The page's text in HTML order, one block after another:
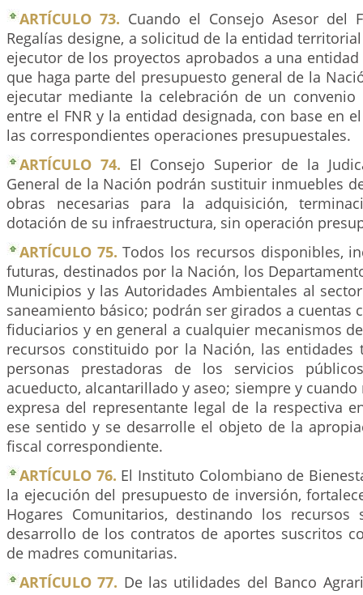
ARTÍCULO 73. Cuando el Consejo Asesor del
Regalías designe, a solicitud de la entidad
ejecutor de los proyectos aprobados a una
que haga parte del presupuesto general de la
ejecutar mediante la celebración de un convenio
entre el FNR y la entidad designada, con base en
las correspondientes operaciones presupuestales.
ARTÍCULO 74. El Consejo Superior de la
General de la Nación podrán sustituir inmuebles
obras necesarias para la adquisición,
dotación de su infraestructura, sin operación
ARTÍCULO 75.Todos los recursos disponibles,
futuras, destinados por la Nación, los
Municipios y las Autoridades Ambientales al
saneamiento básico; podrán ser girados a cuentas
fiduciarios y en general a cualquier mecanismos
recursos constituido por la Nación, las entidades
personas prestadoras de los servicios
acueducto, alcantarillado y aseo; siempre y
expresa del representante legal de la respectiva
ese sentido y se desarrolle el objeto de la
fiscal correspondiente.
ARTÍCULO 76. El Instituto Colombiano de
la ejecución del presupuesto de inversión,
Hogares Comunitarios, destinando los recursos
desarrollo de los contratos de aportes suscritos
de madres comunitarias.
ARTÍCULO 77. De las utilidades del Banco